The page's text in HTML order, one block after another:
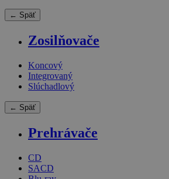
← Späť
Zosilňovače
Koncový
Integrovaný
Slúchadlový
← Späť
Prehrávače
CD
SACD